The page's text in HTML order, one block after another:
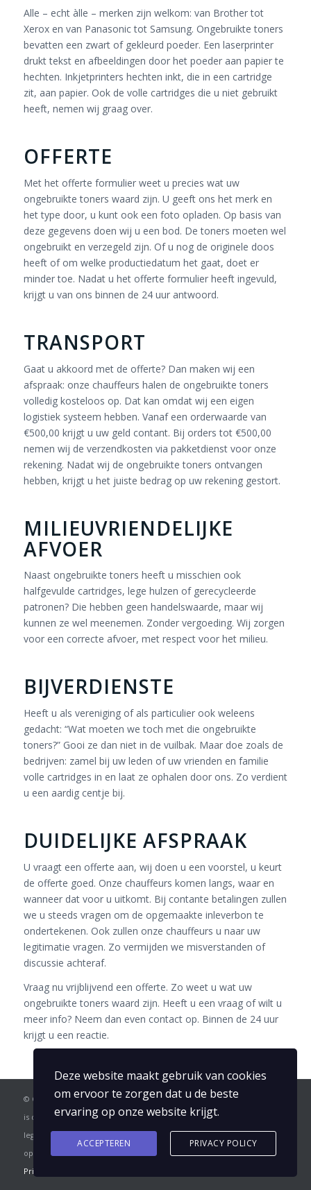
Alle – echt àlle – merken zijn welkom: van Brother tot
Xerox en van Panasonic tot Samsung. Ongebruikte toners
bevatten een zwart of gekleurd poeder. Een laserprinter
drukt tekst en afbeeldingen door het poeder aan papier te
hechten. Inkjetprinters hechten inkt, die in een cartridge
zit, aan papier. Ook de volle cartridges die u niet gebruikt
heeft, nemen wij graag over.
OFFERTE
Met het offerte formulier weet u precies wat uw
ongebruikte toners waard zijn. U geeft ons het merk en
het type door, u kunt ook een foto opladen. Op basis van
deze gegevens doen wij u een bod. De toners moeten wel
ongebruikt en verzegeld zijn. Of u nog de originele doos
heeft of om welke productiedatum het gaat, doet er
minder toe. Nadat u het offerte formulier heeft ingevuld,
krijgt u van ons binnen de 24 uur antwoord.
TRANSPORT
Gaat u akkoord met de offerte? Dan maken wij een
afspraak: onze chauffeurs halen de ongebruikte toners
volledig kosteloos op. Dat kan omdat wij een eigen
logistiek systeem hebben. Vanaf een orderwaarde van
€500,00 krijgt u uw geld contant. Bij orders tot €500,00
nemen wij de verzendkosten via pakketdienst voor onze
rekening. Nadat wij de ongebruikte toners ontvangen
hebben, krijgt u het juiste bedrag op uw rekening gestort.
MILIEUVRIENDELIJKE
AFVOER
Naast ongebruikte toners heeft u misschien ook
halfgevulde cartridges, lege hulzen of gerecycleerde
patronen? Die hebben geen handelswaarde, maar wij
kunnen ze wel meenemen. Zonder vergoeding. Wij zorgen
voor een correcte afvoer, met respect voor het milieu.
BIJVERDIENSTE
Heeft u als vereniging of als particulier ook weleens
gedacht: “Wat moeten we toch met die ongebruikte
toners?” Gooi ze dan niet in de vuilbak. Maar doe zoals de
bedrijven: zamel bij uw leden of uw vrienden en familie
volle cartridges in en laat ze ophalen door ons. Zo verdient
u een aardig centje bij.
DUIDELIJKE AFSPRAAK
U vraagt een offerte aan, wij doen u een voorstel, u keurt
de offerte goed. Onze chauffeurs komen langs, waar en
wanneer dat voor u uitkomt. Bij contante betalingen zullen
we u steeds vragen om de opgemaakte inleverbon te
ondertekenen. Ook zullen onze chauffeurs u naar uw
legitimatie vragen. Zo vermijden we misverstanden of
discussie achteraf.
Vraag nu vrijblijvend een offerte. Zo weet u wat uw
ongebruikte toners waard zijn. Heeft u een vraag of wilt u
meer info? Neem dan even contact op. Binnen de 24 uur
krijgt u een reactie.
© Copyright - Ongebruikte Toners . Wij houden van transparantie. Het
is dus bij afhalingen mogelijk dat de chauffeur vraagt naar uw
legitimatie. Tevens verplichten wij u bij contante betaling de
opgemaakte inlever-bon te ondertekenen.
Privacy & cookies
Deze website maakt gebruik van cookies
om ervoor te zorgen dat u de beste
ervaring op onze website krijgt.
ACCEPTEREN PRIVACY POLICY